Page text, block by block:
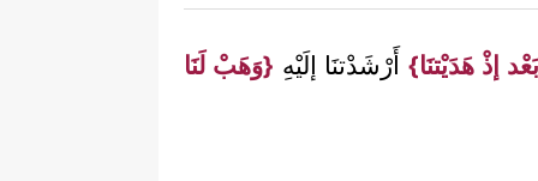
إذْ هَدَيْتنَا}أَرْشَدْتنَا إلَيْهِ {وَهَبْ لَنَا